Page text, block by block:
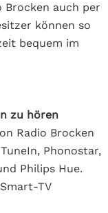
Brocken auch per
können so
bequem im
zu hören
Radio Brocken
Phonostar,
Philips Hue.
TV